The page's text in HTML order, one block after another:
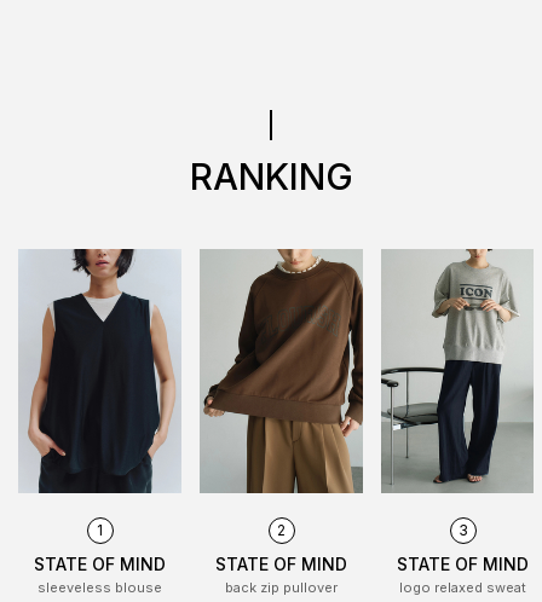
RANKING
1
STATE OF MIND
sleeveless blouse
2
STATE OF MIND
back zip pullover
3
STATE OF MIND
logo relaxed sweat